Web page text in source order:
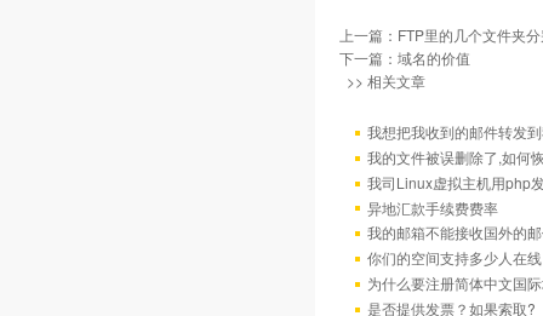
上一篇： FTP里的几个文件夹
下一篇： 域名的价值
>> 相关文章
我想把我收到的邮件转发
我的文件被误删除了,如何
我司Linux虚拟主机用php
异地汇款手续费费率
我的邮箱不能接收国外的
你们的空间支持多少人在
为什么要注册简体中文国
是否提供发票？如果索取?